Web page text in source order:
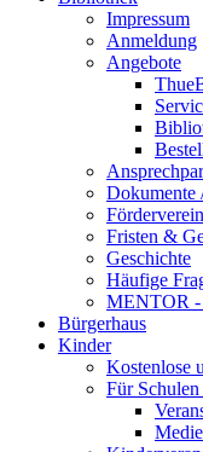
Impressum
Anmeldung
Angebote
Dokumente
Förderverein
Fristen &
Geschichte
Häufige
MENTOR -
Bürgerhaus
Kinder
Kostenlose
Für